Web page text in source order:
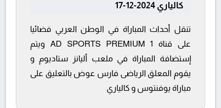
كالياري 2024-12-17
تنقل أحداث المباراة في الوطن العربي فضائيا
على قناة AD SPORTS PREMIUM 1 ويتم
إستضافة المباراة في ملعب أليانز ستاديوم و
يقوم المعلق الرياضى فارس عوض بالتعليق على
مباراة يوفنتوس و كالياري